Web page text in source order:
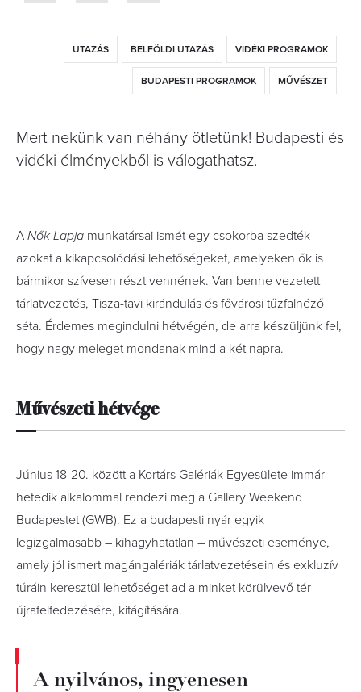
UTAZÁS BELFÖLDI UTAZÁS VIDÉKI PROGRAMOK
BUDAPESTI PROGRAMOK MŰVÉSZET
Mert nekünk van néhány ötletünk! Budapesti és
vidéki élményekből is válogathatsz.
A Nők Lapja munkatársai ismét egy csokorba szedték
azokat a kikapcsolódási lehetőségeket, amelyeken ők is
bármikor szívesen részt vennének. Van benne vezetett
tárlatvezetés, Tisza-tavi kirándulás és fővárosi tűzfalnéző
séta. Érdemes megindulni hétvégén, de arra készüljünk fel,
hogy nagy meleget mondanak mind a két napra.
Művészeti hétvége
Június 18-20. között a Kortárs Galériák Egyesülete immár
hetedik alkalommal rendezi meg a Gallery Weekend
Budapestet (GWB). Ez a budapesti nyár egyik
legizgalmasabb – kihagyhatatlan – művészeti eseménye,
amely jól ismert magángalériák tárlatvezetésein és exkluzív
túráin keresztül lehetőséget ad a minket körülvevő tér
újrafelfedezésére, kitágítására.
A nyilvános, ingyenesen